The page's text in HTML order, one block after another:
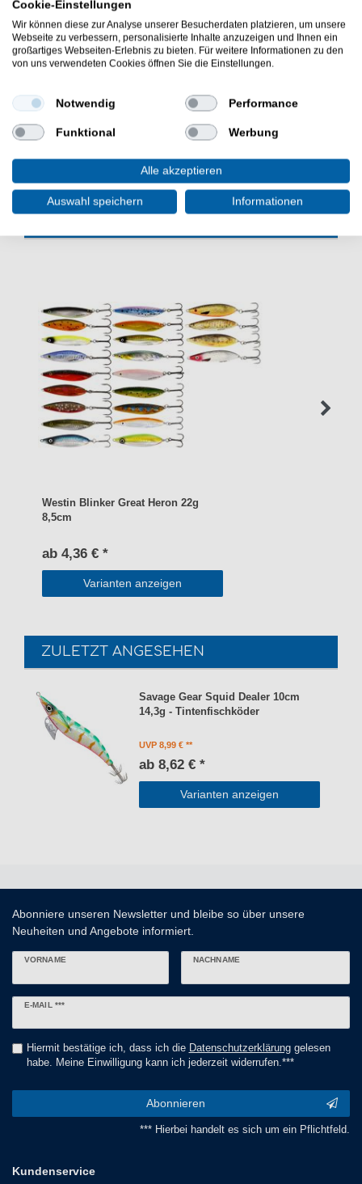
scharfe Nadeln
eingebaute Rasseln
imitiert eine Garnele
Lieferumfang: 1 Köder in gewählter Farbe
Tintenfischköder sind ein treuer Begleiter beim Fischen
auf Tintenfische. Angelausrüstung für das
Salzwasserangeln.
Westin Blinker Great Heron 22g
8,5cm
ab 4,36 € *
Varianten anzeigen
ZULETZT ANGESEHEN
Savage Gear Squid Dealer 10cm
14,3g - Tintenfischköder
UVP 8,99 €
ab 8,62 € *
Varianten anzeigen
Abonniere unseren Newsletter und bleibe so über unsere
Neuheiten und Angebote informiert.
VORNAME NACHNAME
E-MAIL ***
Newsletter
Hiermit bestätige ich, dass ich die Daten­schutz­erklärunggelesen
habe. Meine Einwilligung kann ich jederzeit widerrufen.***
Abonnieren
*** Hierbei handelt es sich um ein Pflichtfeld.
Kundenservice
Cookie-Einstellungen
Wir können diese zur Analyse unserer Besucherdaten platzieren, um unsere
Webseite zu verbessern, personalisierte Inhalte anzuzeigen und Ihnen ein
großartiges Webseiten-Erlebnis zu bieten. Für weitere Informationen zu den
von uns verwendeten Cookies öffnen Sie die Einstellungen.
Notwendig Performance
Funktional Werbung
Alle akzeptieren
Auswahl speichern Informationen